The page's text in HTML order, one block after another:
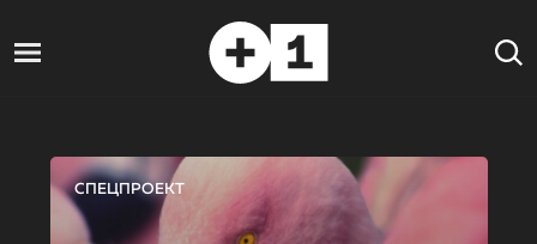
СПЕЦПРОЕКТ